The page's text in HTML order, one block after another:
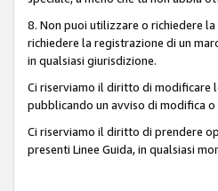
8. Non puoi utilizzare o richiedere
richiedere la registrazione di un
in qualsiasi giurisdizione.
Ci riserviamo il diritto di modificare
pubblicando un avviso di modifica
Ci riserviamo il diritto di prendere
presenti Linee Guida, in qualsiasi